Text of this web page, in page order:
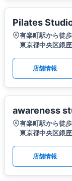
Pilates
有楽町駅から徒
東京都中央区銀
店舗情報
awareness
有楽町駅から徒
東京都中央区銀
店舗情報